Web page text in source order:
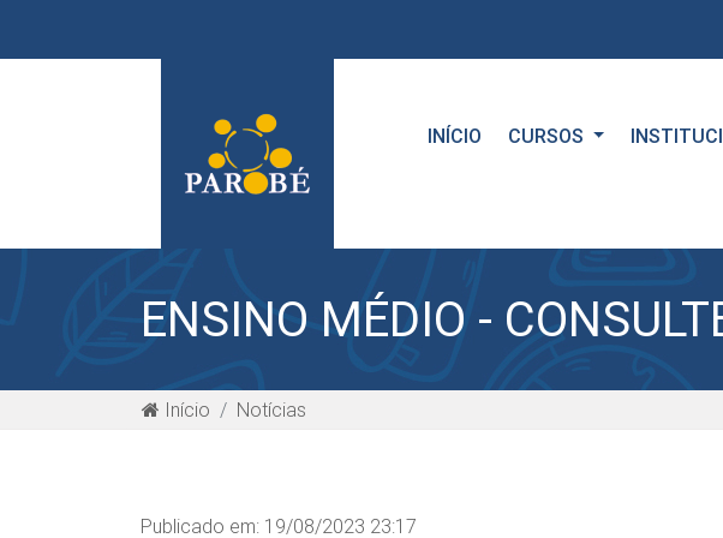
INÍCIO CURSOS
ENSINO MÉDIO -
Início Notícias
Publicado em: 19/08/2023 23:17